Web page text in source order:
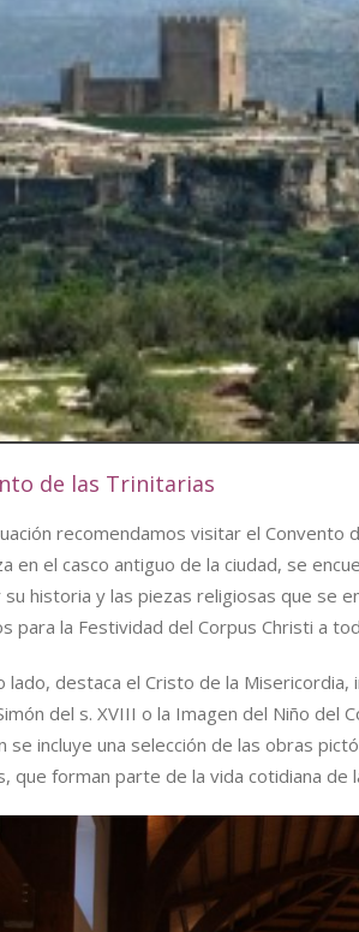
de las Trinitarias
recomendamos visitar el Convento
en el casco antiguo de la ciudad, se
su historia y las piezas religiosas que se
para la Festividad del Corpus Christi a
lado, destaca el Cristo de la Misericordia,
del s. XVIII o la Imagen del Niño del
se incluye una selección de las obras
que forman parte de la vida cotidiana de